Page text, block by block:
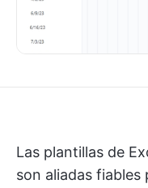
Las plantillas de
son aliadas